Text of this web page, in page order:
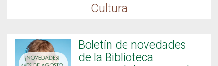
Cultura
Boletín de novedades
de la Biblioteca